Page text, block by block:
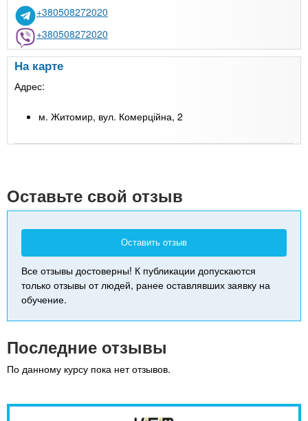
+380508272020
+380508272020
На карте
Адрес:
м. Житомир, вул. Комерційна, 2
Оставьте свой отзыв
Оставить отзыв
Все отзывы достоверны! К публикации допускаются
только отзывы от людей, ранее оставлявших заявку на
обучение.
Последние отзывы
По данному курсу пока нет отзывов.